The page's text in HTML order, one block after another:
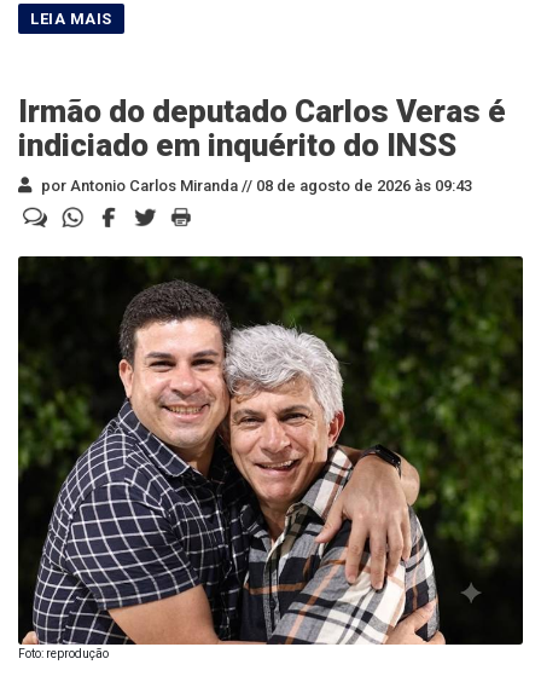
Irmão do deputado Carlos Veras é
indiciado em inquérito do INSS
por Antonio Carlos Miranda // 08 de agosto de 2026 às 09:43
Foto: reprodução